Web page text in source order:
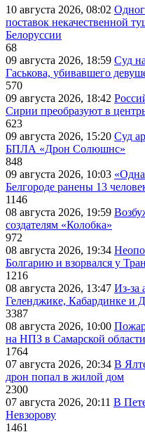
10 августа 2026, 08:02
поставок некачественной
Белоруссии
68
09 августа 2026, 18:59 Суд
Гаськова, убивавшего
570
09 августа 2026, 18:42
Сирии преобразуют в
623
09 августа 2026, 15:20 Суд
БПЛА «Дрон Солюшнс»
848
09 августа 2026, 10:03
Белгороде ранены 13
1146
08 августа 2026, 19:59
создателям «Колобка»
972
08 августа 2026, 19:34
Болгарию и взорвался у
1216
08 августа 2026, 13:47 Из-за
Геленджике, Кабардинке и
3387
08 августа 2026, 10:00
на НПЗ в Самарской
1764
07 августа 2026, 20:34 В
дрон попал в жилой дом
2300
07 августа 2026, 20:11 В
Невзорову
1461